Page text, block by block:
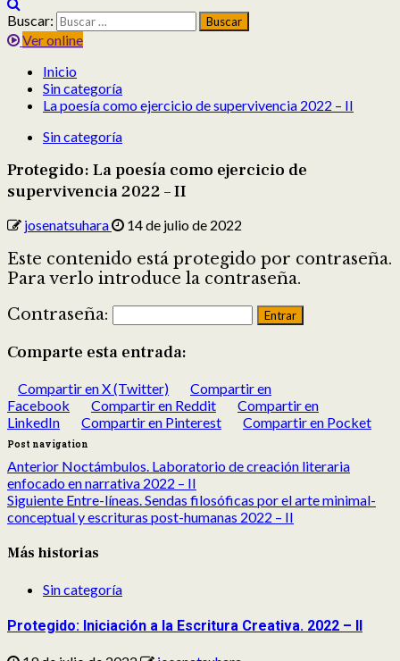
Buscar:
Ver online
Inicio
Sin categoría
La poesía como ejercicio de supervivencia 2022 – II
Sin categoría
Protegido: La poesía como ejercicio de
supervivencia 2022 – II
josenatsuhara 14 de julio de 2022
Este contenido está protegido por contraseña.
Para verlo introduce la contraseña.
Contraseña:
Comparte esta entrada:
Compartir en X (Twitter)
Compartir en
Facebook
Compartir en Reddit
Compartir en
LinkedIn
Compartir en Pinterest Compartir en Pocket
Post navigation
Anterior Noctámbulos. Laboratorio de creación literaria
enfocado en narrativa 2022 – II
Siguiente Entre-líneas. Sendas filosóficas por el arte minimal-
conceptual y escrituras post-humanas 2022 – II
Más historias
Sin categoría
Protegido: Iniciación a la Escritura Creativa. 2022 – II